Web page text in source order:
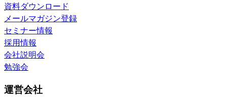
資料ダウンロード
メールマガジン登録
セミナー情報
採用情報
会社説明会
勉強会
運営会社